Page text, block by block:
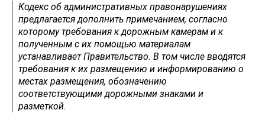
Кодекс об административных правонарушениях
предлагается дополнить примечанием, согласно
которому требования к дорожным камерам и к
полученным с их помощью материалам
устанавливает Правительство. В том числе вводятся
требования к их размещению и информированию о
местах размещения, обозначению
соответствующими дорожными знаками и
разметкой.